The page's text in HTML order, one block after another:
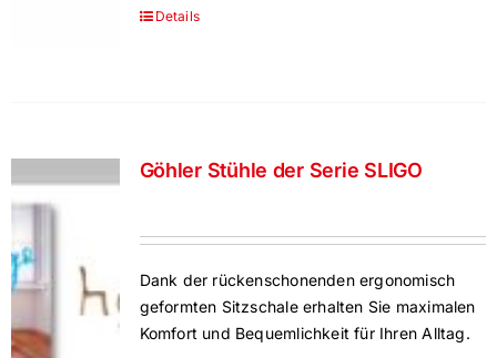
Details
Göhler Stühle der Serie SLIGO
Dank der rückenschonenden ergonomisch
geformten Sitzschale erhalten Sie maximalen
Komfort und Bequemlichkeit für Ihren Alltag.